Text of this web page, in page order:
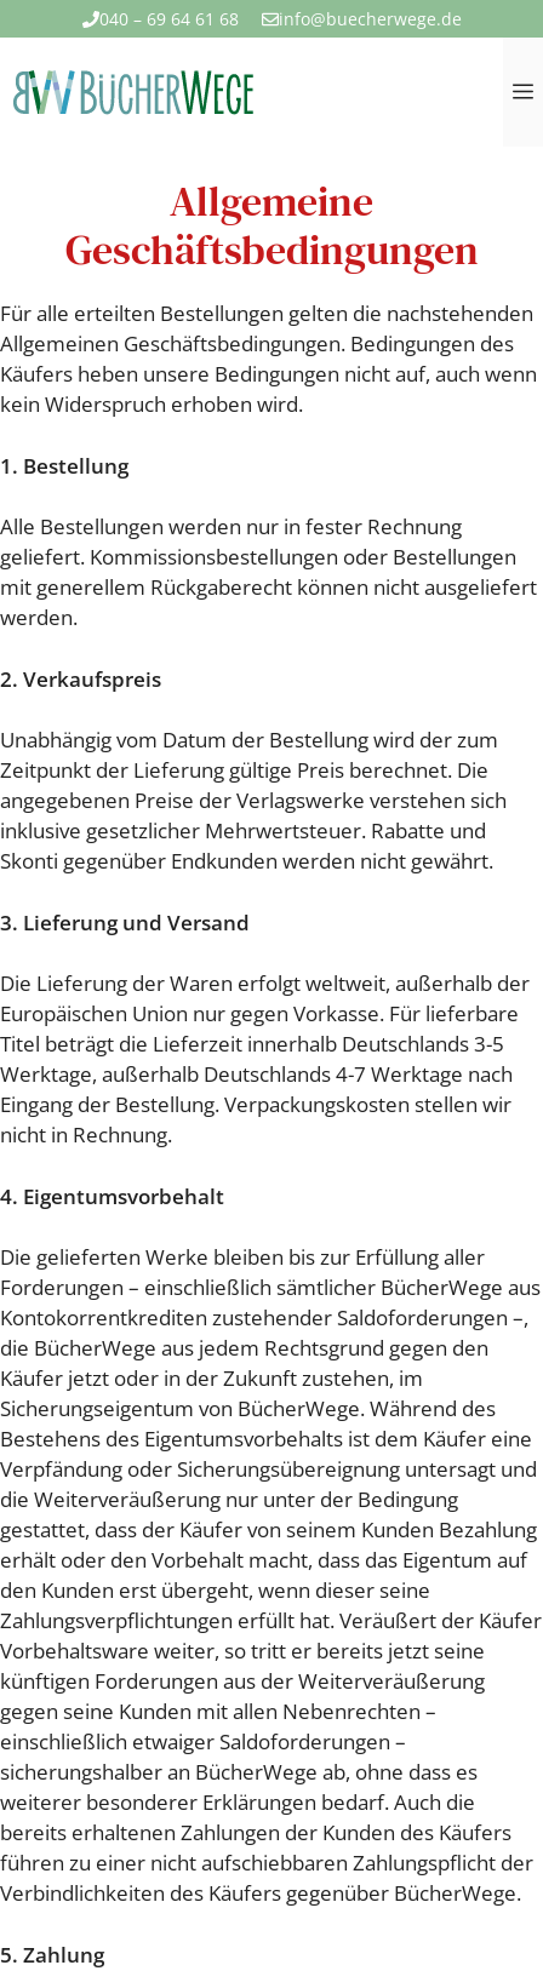
Inhalt
springen
040 – 69 64 61 68 info@buecherwege.de
Allgemeine
Geschäftsbedingungen
Für alle erteilten Bestellungen gelten die nachstehenden
Allgemeinen Geschäftsbedingungen. Bedingungen des
Käufers heben unsere Bedingungen nicht auf, auch wenn
kein Widerspruch erhoben wird.
1. Bestellung
Alle Bestellungen werden nur in fester Rechnung
geliefert. Kommissionsbestellungen oder Bestellungen
mit generellem Rückgaberecht können nicht ausgeliefert
werden.
2. Verkaufspreis
Unabhängig vom Datum der Bestellung wird der zum
Zeitpunkt der Lieferung gültige Preis berechnet. Die
angegebenen Preise der Verlagswerke verstehen sich
inklusive gesetzlicher Mehrwertsteuer. Rabatte und
Skonti gegenüber Endkunden werden nicht gewährt.
3. Lieferung und Versand
Die Lieferung der Waren erfolgt weltweit, außerhalb der
Europäischen Union nur gegen Vorkasse. Für lieferbare
Titel beträgt die Lieferzeit innerhalb Deutschlands 3-5
Werktage, außerhalb Deutschlands 4-7 Werktage nach
Eingang der Bestellung. Verpackungskosten stellen wir
nicht in Rechnung.
4. Eigentumsvorbehalt
Die gelieferten Werke bleiben bis zur Erfüllung aller
Forderungen – einschließlich sämtlicher BücherWege aus
Kontokorrentkrediten zustehender Saldoforderungen –,
die BücherWege aus jedem Rechtsgrund gegen den
Käufer jetzt oder in der Zukunft zustehen, im
Sicherungseigentum von BücherWege. Während des
Bestehens des Eigentumsvorbehalts ist dem Käufer eine
Verpfändung oder Sicherungsübereignung untersagt und
die Weiterveräußerung nur unter der Bedingung
gestattet, dass der Käufer von seinem Kunden Bezahlung
erhält oder den Vorbehalt macht, dass das Eigentum auf
den Kunden erst übergeht, wenn dieser seine
Zahlungsverpflichtungen erfüllt hat. Veräußert der Käufer
Vorbehaltsware weiter, so tritt er bereits jetzt seine
künftigen Forderungen aus der Weiterveräußerung
gegen seine Kunden mit allen Nebenrechten –
einschließlich etwaiger Saldoforderungen –
sicherungshalber an BücherWege ab, ohne dass es
weiterer besonderer Erklärungen bedarf. Auch die
bereits erhaltenen Zahlungen der Kunden des Käufers
führen zu einer nicht aufschiebbaren Zahlungspflicht der
Verbindlichkeiten des Käufers gegenüber BücherWege.
5. Zahlung